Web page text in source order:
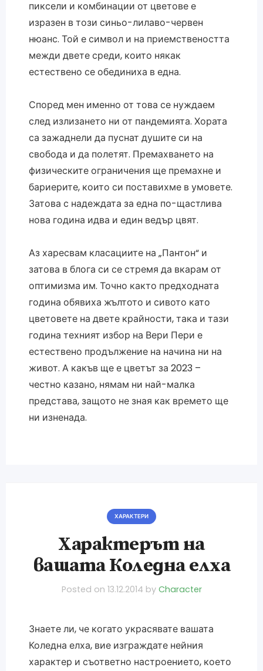
пиксели и комбинации от цветове е
изразен в този синьо-лилаво-червен
нюанс. Той е символ и на приемствеността
межди двете среди, които някак
естествено се обединиха в една.
Според мен именно от това се нуждаем
след излизането ни от пандемията. Хората
са зажаднели да пуснат душите си на
свобода и да полетят. Премахването на
физическите ограничения ще премахне и
бариерите, които си поставихме в умовете.
Затова с надеждата за една по-щастлива
нова година идва и един ведър цвят.
Аз харесвам класациите на „Пантон“ и
затова в блога си се стремя да вкарам от
оптимизма им. Точно както предходната
година обявиха жълтото и сивото като
цветовете на двете крайности, така и тази
година техният избор на Вери Пери е
естествено продължение на начина ни на
живот. А какъв ще е цветът за 2023 –
честно казано, нямам ни най-малка
представа, защото не зная как времето ще
ни изненада.
ХАРАКТЕРИ
Характерът на
вашата Коледна елха
Posted on 13.12.2014 by Character
Знаете ли, че когато украсявате вашата
Коледна елха, вие изграждате нейния
характер и съответно настроението, което